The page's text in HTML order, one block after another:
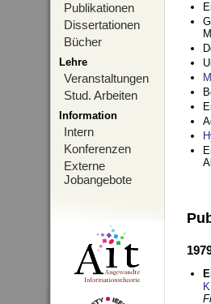
Publikationen
Dissertationen
Bücher
Lehre
Veranstaltungen
Stud. Arbeiten
Information
Intern
Konferenzen
Externe
Jobangebote